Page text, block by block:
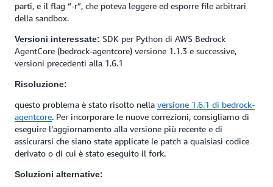
parti, e il flag “-r”, che poteva leggere ed esporre file arbitrari
della sandbox.
Versioni interessate: SDK per Python di AWS Bedrock
AgentCore (bedrock-agentcore) versione 1.1.3 e successive,
versioni precedenti alla 1.6.1
Risoluzione:
questo problema è stato risolto nella versione 1.6.1 di bedrock-
agentcore. Per incorporare le nuove correzioni, consigliamo di
eseguire l’aggiornamento alla versione più recente e di
assicurarsi che siano state applicate le patch a qualsiasi codice
derivato o di cui è stato eseguito il fork.
Soluzioni alternative: